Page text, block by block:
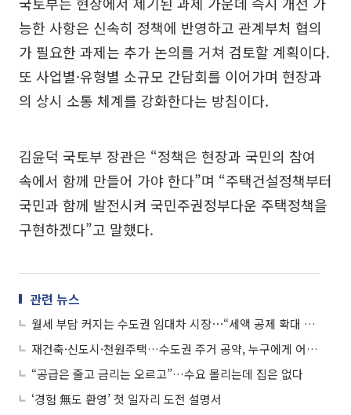
능한 사항은 신속히 정책에 반영하고 관계부처 협의
가 필요한 과제는 추가 논의를 거쳐 검토할 계획이다.
또 사업별·유형별 소규모 간담회를 이어가며 현장과
의 상시 소통 체계를 강화한다는 방침이다.
김윤덕 국토부 장관은 “정책은 현장과 국민의 참여
속에서 함께 만들어 가야 한다”며 “주택건설정책부터
국민과 함께 발전시켜 국민주권정부다운 주택정책을
구현하겠다”고 말했다.
관련 뉴스
월세 부담 커지는 수도권 임대차 시장⋯“세액 공제 확대 등 대책 나와야“
재건축·신도시·천원주택…수도권 주거 공약, 누구에게 어떤 혜택 돌아오나
“공급은 줄고 금리는 오르고”…수요 몰리는데 집은 없다
‘경험 無도 환영’ 첫 일자리 도전 설명서